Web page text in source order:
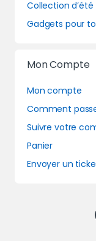
Collection d’été
Gadgets pour
Mon Compte
Mon compte
Comment
Suivre votre
Panier
Envoyer un